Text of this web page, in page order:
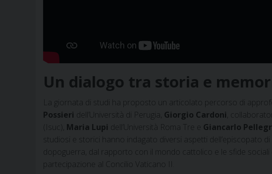
Un dialogo tra storia e
La giornata di studi ha proposto un articolato percorso di
Possieri dell’Università di Perugia, Giorgio Cardoni ,
(Isuc), Maria Lupi dell’Università Roma Tre e Giancarlo
studiosi e storici hanno indagato diversi aspetti dell’episcopato
dopoguerra, dal rapporto con il mondo cattolico e le sfide sociali
partecipazione al Concilio Vaticano II.